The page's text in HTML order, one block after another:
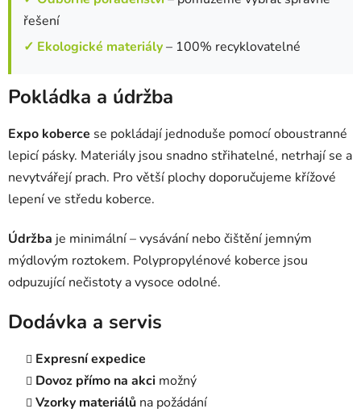
řešení
✓ Ekologické materiály– 100% recyklovatelné
Pokládka a údržba
Expo koberce se pokládají jednoduše pomocí oboustranné
lepicí pásky. Materiály jsou snadno střihatelné, netrhají se a
nevytvářejí prach. Pro větší plochy doporučujeme křížové
lepení ve středu koberce.
Údržba je minimální – vysávání nebo čištění jemným
mýdlovým roztokem. Polypropylénové koberce jsou
odpuzující nečistoty a vysoce odolné.
Dodávka a servis
Expresní expedice
Dovoz přímo na akci možný
Vzorky materiálů na požádání